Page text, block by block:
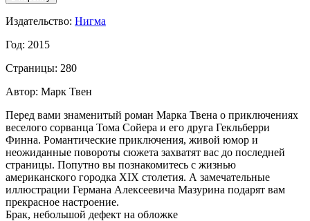
Издательство: Нигма
Год: 2015
Страницы: 280
Автор: Марк Твен
Перед вами знаменитый роман Марка Твена о приключениях
веселого сорванца Тома Сойера и его друга Гекльберри
Финна. Романтические приключения, живой юмор и
неожиданные повороты сюжета захватят вас до последней
страницы. Попутно вы познакомитесь с жизнью
американского городка XIX столетия. А замечательные
иллюстрации Германа Алексеевича Мазурина подарят вам
прекрасное настроение.
Брак, небольшой дефект на обложке